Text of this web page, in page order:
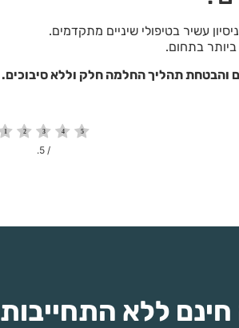
עשיר בטיפולי שיניים מתקדמים.
ביותר בתחום.
והבטחת תהליך החלמה חלק וללא סיבוכים.
/ 5.
ללא התחייבות